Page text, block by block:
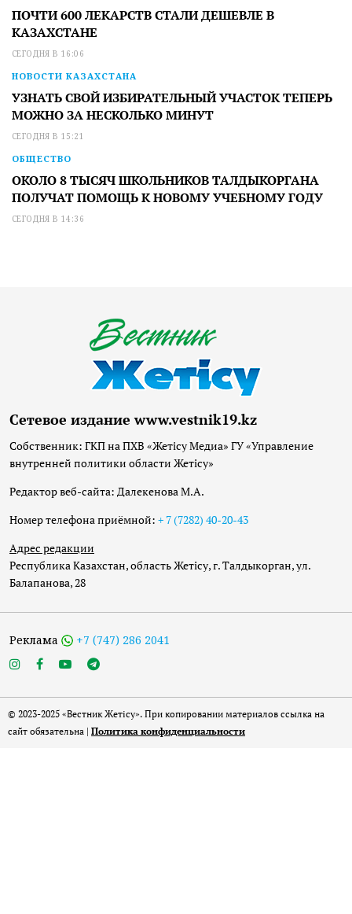
ПОЧТИ 600 ЛЕКАРСТВ СТАЛИ ДЕШЕВЛЕ В
КАЗАХСТАНЕ
СЕГОДНЯ В 16:06
НОВОСТИ КАЗАХСТАНА
УЗНАТЬ СВОЙ ИЗБИРАТЕЛЬНЫЙ УЧАСТОК ТЕПЕРЬ
МОЖНО ЗА НЕСКОЛЬКО МИНУТ
СЕГОДНЯ В 15:21
ОБЩЕСТВО
ОКОЛО 8 ТЫСЯЧ ШКОЛЬНИКОВ ТАЛДЫКОРГАНА
ПОЛУЧАТ ПОМОЩЬ К НОВОМУ УЧЕБНОМУ ГОДУ
СЕГОДНЯ В 14:36
Сетевое издание www.vestnik19.kz
Собственник: ГКП на ПХВ «Жетісу Медиа» ГУ «Управление
внутренней политики области Жетісу»
Редактор веб-сайта: Далекенова М.А.
Номер телефона приёмной: + 7 (7282) 40-20-43
Адрес редакции
Республика Казахстан, область Жетісу, г. Талдыкорган, ул.
Балапанова, 28
Реклама +7 (747) 286 2041
© 2023-2025 «Вестник Жетісу». При копировании материалов ссылка на
сайт обязательна | Политика конфиденциальности